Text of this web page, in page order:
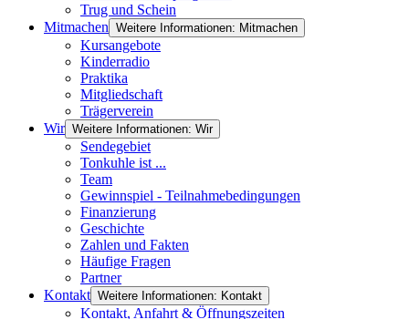
Trug und Schein
Mitmachen Weitere Informationen: Mitmachen
Kursangebote
Kinderradio
Praktika
Mitgliedschaft
Trägerverein
Wir Weitere Informationen: Wir
Sendegebiet
Tonkuhle ist ...
Team
Gewinnspiel - Teilnahmebedingungen
Finanzierung
Geschichte
Zahlen und Fakten
Häufige Fragen
Partner
Kontakt Weitere Informationen: Kontakt
Kontakt, Anfahrt & Öffnungszeiten